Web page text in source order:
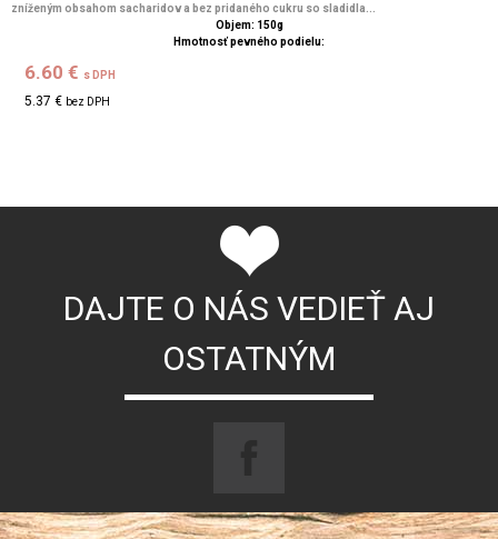
zníženým obsahom sacharidov a bez pridaného cukru so sladidla...
Objem: 150g
Hmotnosť pevného podielu:
6.60 € s DPH
5.37 € bez DPH
DAJTE O NÁS VEDIEŤ AJ
OSTATNÝM